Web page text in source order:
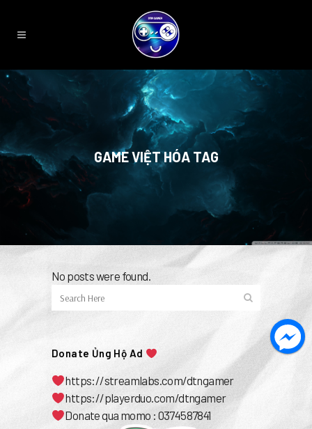
GAME VIỆT HÓA TAG
No posts were found.
Donate Ủng Hộ Ad
https://streamlabs.com/dtngamer
https://playerduo.com/dtngamer
Donate qua momo : 0374587841